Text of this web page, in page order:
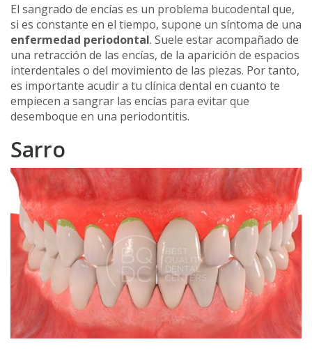
El sangrado de encías es un problema bucodental que,
si es constante en el tiempo, supone un síntoma de una
enfermedad periodontal. Suele estar acompañado de
una retracción de las encías, de la aparición de espacios
interdentales o del movimiento de las piezas. Por tanto,
es importante acudir a tu clínica dental en cuanto te
empiecen a sangrar las encías para evitar que
desemboque en una periodontitis.
Sarro